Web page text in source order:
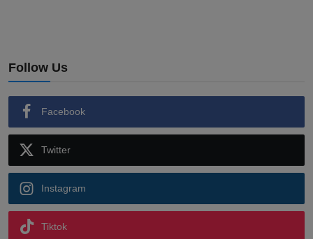
Follow Us
Facebook
Twitter
Instagram
Tiktok